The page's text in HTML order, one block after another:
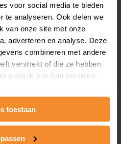
voor social media te bieden
te analyseren. Ook delen we
van onze site met onze
adverteren en analyse. Deze
combineren met andere
verstrekt of die ze hebben
gebruik van hun services.
toestaan
0%